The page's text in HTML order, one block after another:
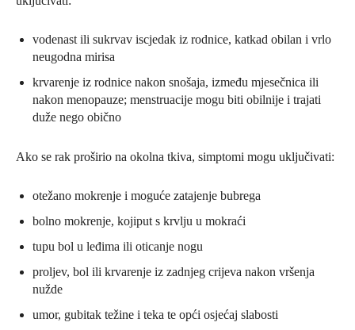
vodenast ili sukrvav iscjedak iz rodnice, katkad obilan i vrlo
neugodna mirisa
krvarenje iz rodnice nakon snošaja, između mjesečnica ili
nakon menopauze; menstruacije mogu biti obilnije i trajati
duže nego obično
Ako se rak proširio na okolna tkiva, simptomi mogu uključivati:
otežano mokrenje i moguće zatajenje bubrega
bolno mokrenje, kojiput s krvlju u mokraći
tupu bol u leđima ili oticanje nogu
proljev, bol ili krvarenje iz zadnjeg crijeva nakon vršenja
nužde
umor, gubitak težine i teka te opći osjećaj slabosti